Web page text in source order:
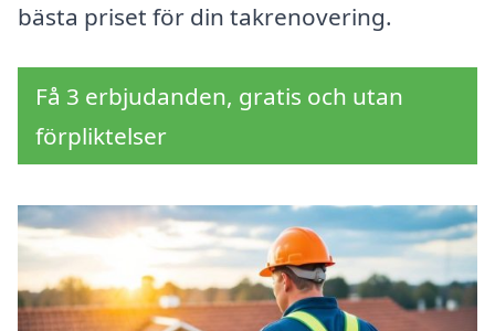
bästa priset för din takrenovering.
Få 3 erbjudanden, gratis och utan
förpliktelser